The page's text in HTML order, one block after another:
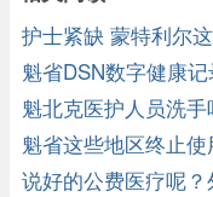
护士紧缺 蒙特利尔
魁省DSN数字健康
魁北克医护人员洗手
魁省这些地区终止
说好的公费医疗呢